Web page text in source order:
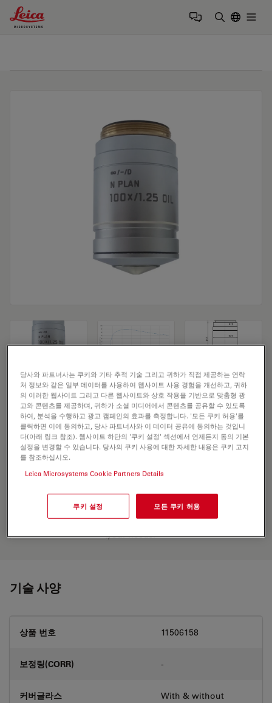
Leica Microsystems Logo
Microscope Objective N PLAN 100x/1,25
OIL
견적 요청하기
Discover the perfect solution. Explore
Objective Finder, compare
alternatives, and find the best fit for
your needs.
기술 사양
상품 번호 11506158
보정링(CORR) -
커버글라스 With & without
당사와 파트너사는 쿠키와 기타 추적 기술 그리고 귀하가 직접 제공하는 연락
처 정보와 같은 일부 데이터를 사용하여 웹사이트 사용 경험을 개선하고, 귀하
의 이러한 웹사이트 그리고 다른 웹사이트와 상호 작용을 기반으로 맞춤형 광
고와 콘텐츠를 제공하며, 귀하가 소셜 미디어에서 콘텐츠를 공유할 수 있도록
하여, 분석을 수행하고 광고 캠페인의 효과를 측정합니다. '모든 쿠키 허용'를
클릭하면 이에 동의하고, 당사 파트너사와 이 데이터 공유에 동의하는 것입니
다(아래 링크 참조). 웹사이트 하단의 '쿠키 설정' 섹션에서 언제든지 동의 기본
설정을 변경할 수 있습니다. 당사의 쿠키 사용에 대한 자세한 내용은 쿠키 고지
를 참조하십시오.
Leica Microsystems Cookie Partners Details
쿠키 설정 모든 쿠키 허용